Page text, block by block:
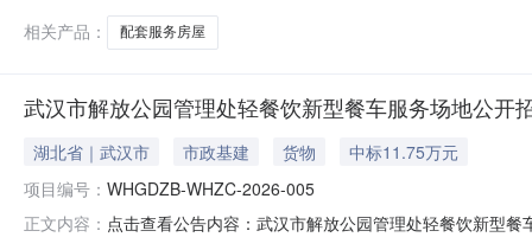
相关产品：
配套服务房屋
武汉市解放公园管理处轻餐饮新型餐车服务场地公开
湖北省｜武汉市 市政基建 货物
中标11.75万元
项目编号： WHGDZB-WHZC-2026-005
正文内容： 点击查看公告内容：武汉市解放公园管理处轻餐饮新型